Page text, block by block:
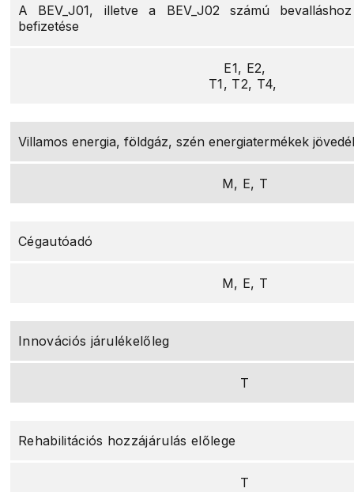
A BEV_J01, illetve a BEV_J02 számú
befizetése
E1, E2,
T1, T2, T4,
Villamos energia, földgáz, szén energiatermékek
M, E, T
Cégautóadó
M, E, T
Innovációs járulékelőleg
T
Rehabilitációs hozzájárulás előlege
T